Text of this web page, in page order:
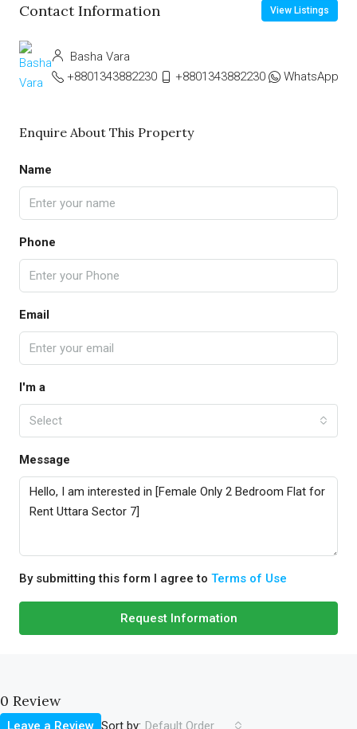
Contact Information View Listings
Basha Vara
+8801343882230
+8801343882230 WhatsApp
Enquire About This Property
Name
Phone
Email
I'm a
Select
Message
By submitting this form I agree to Terms of Use
Request Information
0 Review
Sort by: Default Order
Leave a Review